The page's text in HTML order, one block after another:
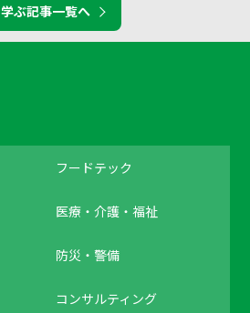
学ぶ記事一覧へ
フードテック
医療・介護・福祉
防災・警備
コンサルティング